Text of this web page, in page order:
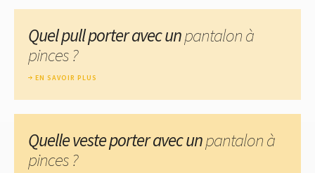
Quel pull porter avec unpantalon à
pinces ?
EN SAVOIR PLUS
Quelle veste porter avec unpantalon à
pinces ?